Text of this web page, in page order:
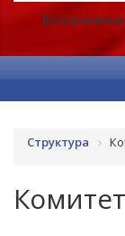
Структура